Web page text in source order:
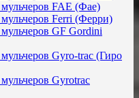
FAE (Фае)
Ferri (Ферри)
GF Gordini
Gyro-trac (Гиро
Gyrotrac